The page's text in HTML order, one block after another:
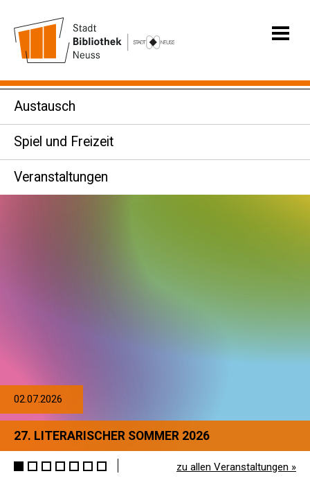
Austausch
Spiel und Freizeit
Veranstaltungen
02.07.2026
27. LITERARISCHER SOMMER 2026
zu allen Veranstaltungen »